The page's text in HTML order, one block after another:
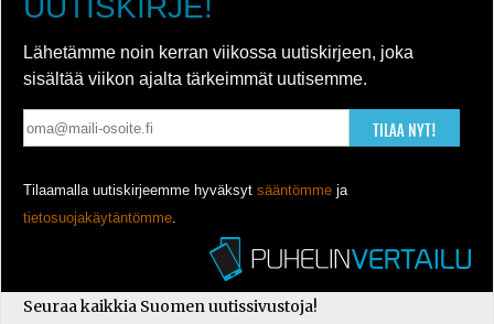
UUTISKIRJE!
Lähetämme noin kerran viikossa uutiskirjeen, joka
sisältää viikon ajalta tärkeimmät uutisemme.
TILAA NYT!
Tilaamalla uutiskirjeemme hyväksyt sääntömme ja
tietosuojakäytäntömme.
Seuraa kaikkia Suomen uutissivustoja!